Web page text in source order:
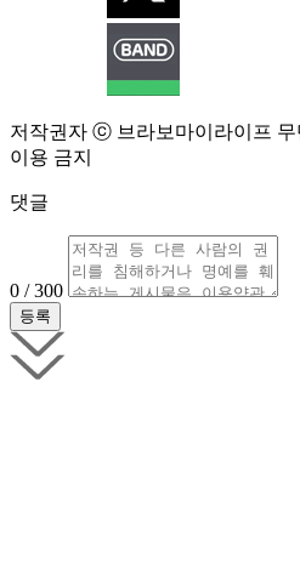
저작권자 ⓒ 브라보마이라이프
이용 금지
댓글
0 / 300